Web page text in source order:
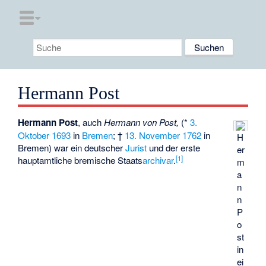
Hermann Post
H
er
m
a
n
n
P
o
st
in
ei
Hermann Post, auchHermann von Post, (*3.
Oktober 1693 in Bremen; † 13. November 1762 in
Bremen) war ein deutscherJurist und der erste
hauptamtliche bremische Staatsarchivar.[1]